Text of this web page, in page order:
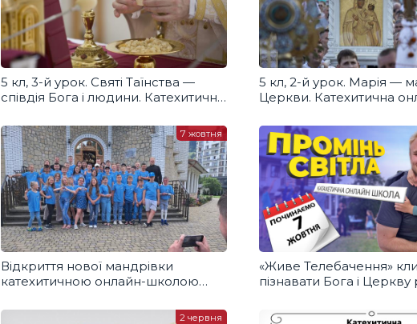
5 кл, 3-й урок. Святі Таїнства —
співдія Бога і людини. Катехитична
5 кл, 2-й урок. Марія —
Церкви. Катехитична
Відкриття нової мандрівки
катехитичною онлайн-школою
7 жовтня
«Живе Телебачення»
пізнавати Бога і Церкву
2 червня